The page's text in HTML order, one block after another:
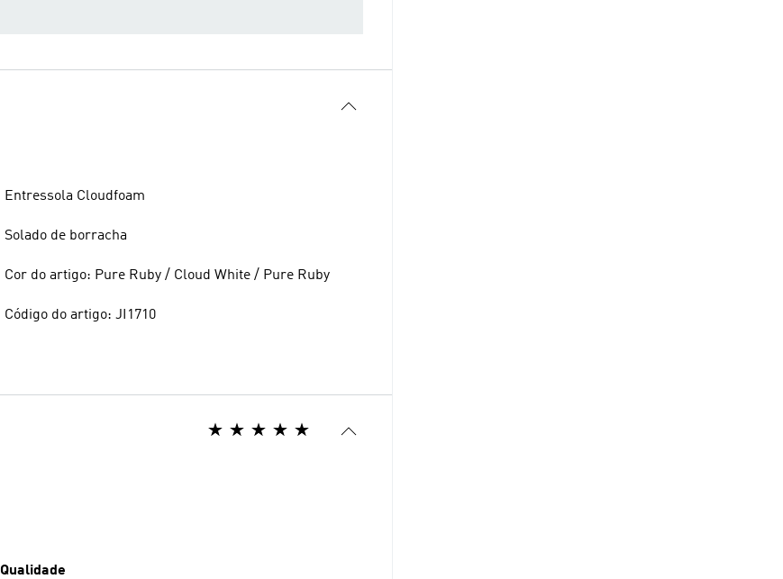
Entressola Cloudfoam
Solado de borracha
Cor do artigo: Pure Ruby / Cloud White / Pure Ruby
Código do artigo: JI1710
Qualidade